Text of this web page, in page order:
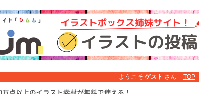
ようこそ ゲスト さん TOP